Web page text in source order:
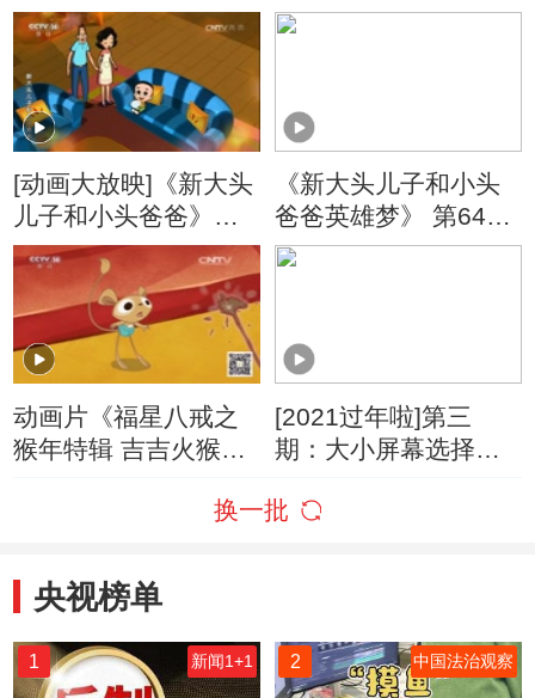
[动画大放映]《新大头
儿子和小头爸爸》
（第四季） 第341集
动画片大结局/大头自
己睡
《新大头儿子和小头
爸爸英雄梦》 第64集
大头孙悟空/河里的不
动画片《福星八戒之
猴年特辑 吉吉火猴
[2021过年啦]第三
期：大小屏幕选择多
换一批
央视榜单
1 新闻1+1 2 中国法治观察